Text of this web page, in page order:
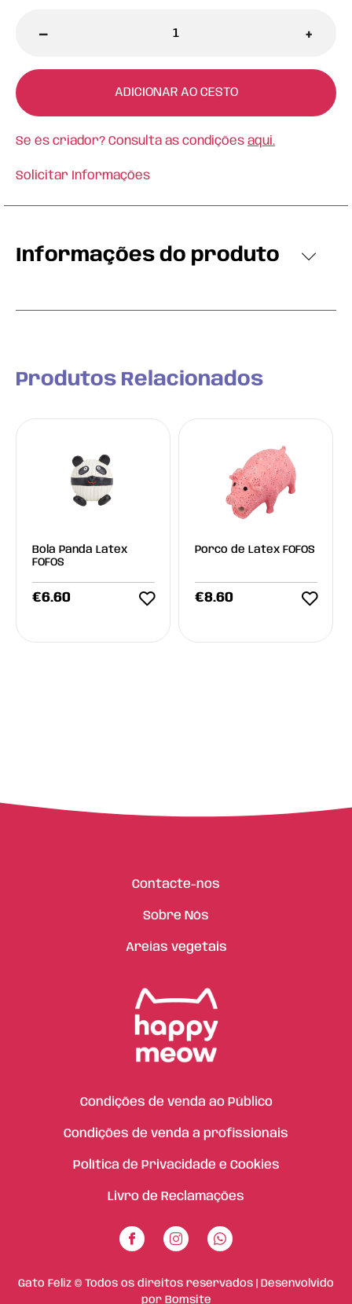
- +
ADICIONAR AO CESTO
Se és criador? Consulta as condições aqui.
Solicitar Informações
Informações do produto
Produtos Relacionados
Bola Panda Latex
FOFOS
€6.60
Porco de Latex FOFOS
€8.60
Contacte-nos
Sobre Nós
Areias vegetais
Condições de venda ao Público
Condições de venda a profissionais
Política de Privacidade e Cookies
Livro de Reclamações
Gato Feliz © Todos os direitos reservados | Desenvolvido
por Bomsite